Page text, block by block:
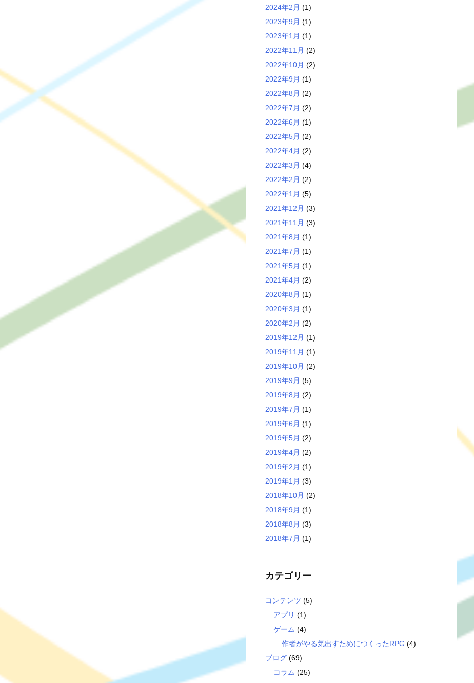
2024年2月 (1)
2023年9月 (1)
2023年1月 (1)
2022年11月 (2)
2022年10月 (2)
2022年9月 (1)
2022年8月 (2)
2022年7月 (2)
2022年6月 (1)
2022年5月 (2)
2022年4月 (2)
2022年3月 (4)
2022年2月 (2)
2022年1月 (5)
2021年12月 (3)
2021年11月 (3)
2021年8月 (1)
2021年7月 (1)
2021年5月 (1)
2021年4月 (2)
2020年8月 (1)
2020年3月 (1)
2020年2月 (2)
2019年12月 (1)
2019年11月 (1)
2019年10月 (2)
2019年9月 (5)
2019年8月 (2)
2019年7月 (1)
2019年6月 (1)
2019年5月 (2)
2019年4月 (2)
2019年2月 (1)
2019年1月 (3)
2018年10月 (2)
2018年9月 (1)
2018年8月 (3)
2018年7月 (1)
カテゴリー
コンテンツ (5)
アプリ (1)
ゲーム (4)
作者がやる気出すためにつくったRPG (4)
ブログ (69)
コラム (25)